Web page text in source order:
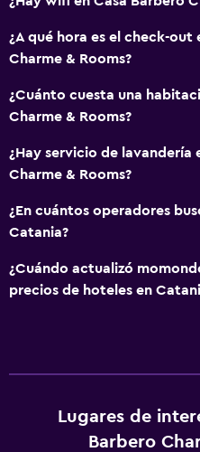
Tetera
La comida se puede
Habitaciones familiares
Vista al jardín
Espacio de almacenamiento
¿A qué hora es el check-out
Charme & Rooms?
¿Cuánto cuesta una
Charme & Rooms?
¿Hay servicio de lavandería
Charme & Rooms?
¿En cuántos operadores
Catania?
¿Cuándo actualizó
precios de hoteles en
Lugares de
Barbero